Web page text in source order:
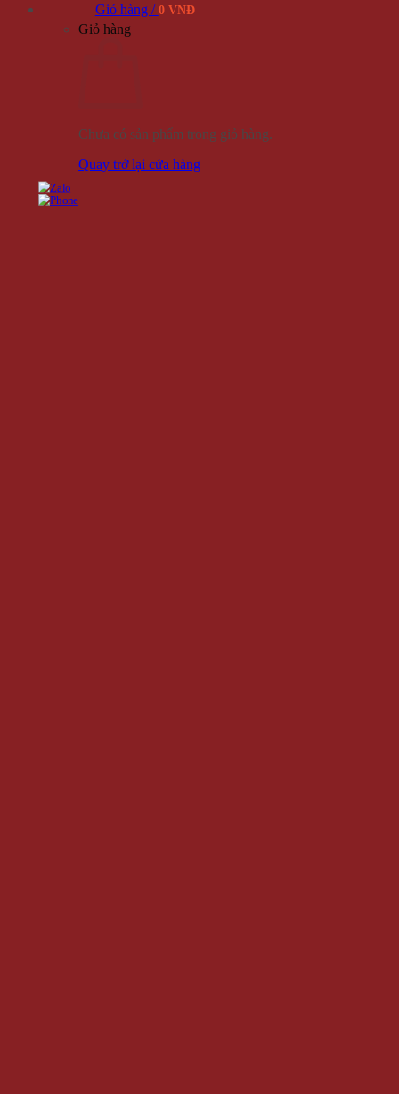
Giỏ hàng / 0 VNĐ
Giỏ hàng
Chưa có sản phẩm trong giỏ hàng.
Quay trở lại cửa hàng